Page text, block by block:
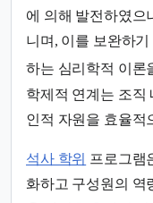
에 의해 발전하였으
니며, 이를 보완하
하는 심리학적 이론
학제적 연계는 조직
인적 자원을 효율적
석사 학위 프로그램
화하고 구성원의 역